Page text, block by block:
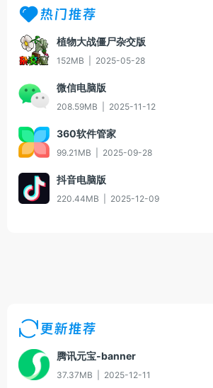
热门推荐
植物大战僵尸杂交版
152MB 2025-05-28
微信电脑版
208.59MB 2025-11-12
360软件管家
99.21MB 2025-09-28
抖音电脑版
220.44MB 2025-12-09
更新推荐
腾讯元宝-banner
37.37MB 2025-12-11